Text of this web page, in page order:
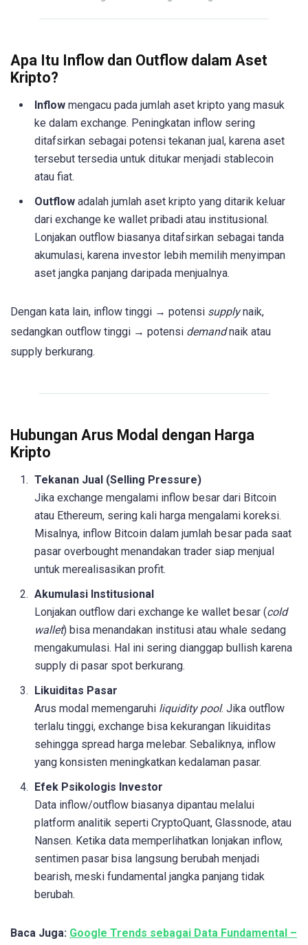
Apa Itu Inflow dan Outflow dalam Aset
Kripto?
Inflow mengacu pada jumlah aset kripto yang masuk
ke dalam exchange. Peningkatan inflow sering
ditafsirkan sebagai potensi tekanan jual, karena aset
tersebut tersedia untuk ditukar menjadi stablecoin
atau fiat.
Outflow adalah jumlah aset kripto yang ditarik keluar
dari exchange ke wallet pribadi atau institusional.
Lonjakan outflow biasanya ditafsirkan sebagai tanda
akumulasi, karena investor lebih memilih menyimpan
aset jangka panjang daripada menjualnya.
Dengan kata lain, inflow tinggi → potensi supplynaik,
sedangkan outflow tinggi → potensi demandnaik atau
supply berkurang.
Hubungan Arus Modal dengan Harga
Kripto
Tekanan Jual (Selling Pressure)
Jika exchange mengalami inflow besar dari Bitcoin
atau Ethereum, sering kali harga mengalami koreksi.
Misalnya, inflow Bitcoin dalam jumlah besar pada saat
pasar overbought menandakan trader siap menjual
untuk merealisasikan profit.
Akumulasi Institusional
Lonjakan outflow dari exchange ke wallet besar (cold
wallet) bisa menandakan institusi atau whale sedang
mengakumulasi. Hal ini sering dianggap bullish karena
supply di pasar spot berkurang.
Likuiditas Pasar
Arus modal memengaruhi liquidity pool. Jika outflow
terlalu tinggi, exchange bisa kekurangan likuiditas
sehingga spread harga melebar. Sebaliknya, inflow
yang konsisten meningkatkan kedalaman pasar.
Efek Psikologis Investor
Data inflow/outflow biasanya dipantau melalui
platform analitik seperti CryptoQuant, Glassnode, atau
Nansen. Ketika data memperlihatkan lonjakan inflow,
sentimen pasar bisa langsung berubah menjadi
bearish, meski fundamental jangka panjang tidak
berubah.
Baca Juga: Google Trends sebagai Data Fundamental –